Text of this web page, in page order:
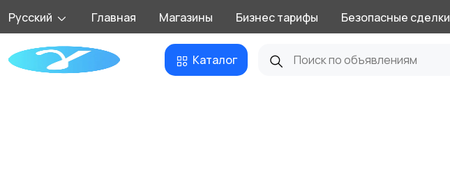
Русский Главная Магазины Бизнес тарифы Безопасные сделки
Каталог